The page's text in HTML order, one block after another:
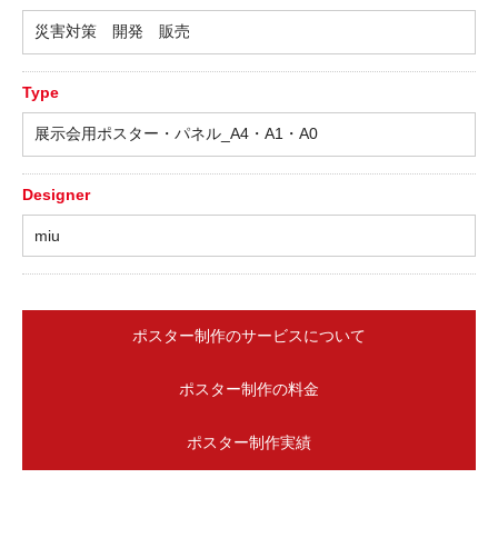
災害対策 開発 販売
Type
展示会用ポスター・パネル_A4・A1・A0
Designer
miu
ポスター制作のサービスについて
ポスター制作の料金
ポスター制作実績